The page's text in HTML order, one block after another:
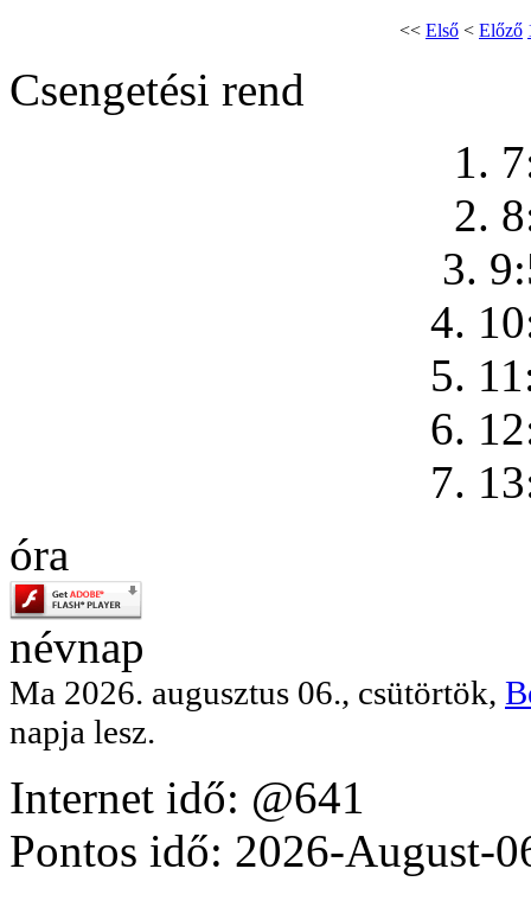
<< Első < Előző
Csengetési rend
1.
2.
3.
4.
5.
6.
7.
óra
névnap
Ma 2026. augusztus 06., csütörtök,
napja lesz.
Internet idő: @641
Pontos idő: 2026-August-